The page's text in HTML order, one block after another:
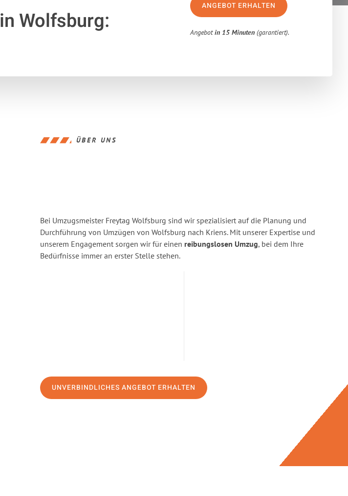
in Wolfsburg:
ANGEBOT ERHALTEN
Angebotin 15 Minuten (garantiert).
ÜBER UNS
Bei Umzugsmeister Freytag Wolfsburg sind wir spezialisiert auf die Planung und
Durchführung von Umzügen von Wolfsburg nach Kriens. Mit unserer Expertise und
unserem Engagement sorgen wir für einen reibungslosen Umzug, bei dem Ihre
Bedürfnisse immer an erster Stelle stehen.
UNVERBINDLICHES ANGEBOT ERHALTEN